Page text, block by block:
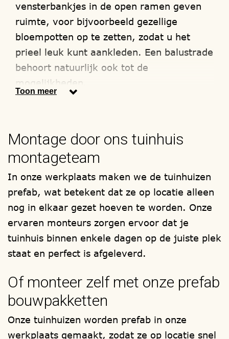
vensterbankjes in de open ramen geven
ruimte, voor bijvoorbeeld gezellige
bloempotten op te zetten, zodat u het
prieel leuk kunt aankleden. Een balustrade
behoort natuurlijk ook tot de
mogelijkheden.
keurmerk. Zoals bijvoorbeeld,
lariks/douglas, red-cedar en onder druk
geïmpregneerd / verduurzaamd
vurenhout. Elk prieel, wordt samengesteld
zoals u het wenst. U kiest, wij timmeren,
leveren en monteren.
Uw bouwwerk wordt in onze eigen
timmerwerkplaats gefabriceerd en als
thuis afgeleverd, om zelf te (laten)
monteren.
Onze montageteams, staan ook voor u
Toon meer
Montage door ons tuinhuis
montageteam
In onze werkplaats maken we de tuinhuizen
prefab, wat betekent dat ze op locatie alleen
nog in elkaar gezet hoeven te worden. Onze
ervaren monteurs zorgen ervoor dat je
tuinhuis binnen enkele dagen op de juiste plek
staat en perfect is afgeleverd.
Of monteer zelf met onze prefab
bouwpakketten
Onze tuinhuizen worden prefab in onze
werkplaats gemaakt, zodat ze op locatie snel